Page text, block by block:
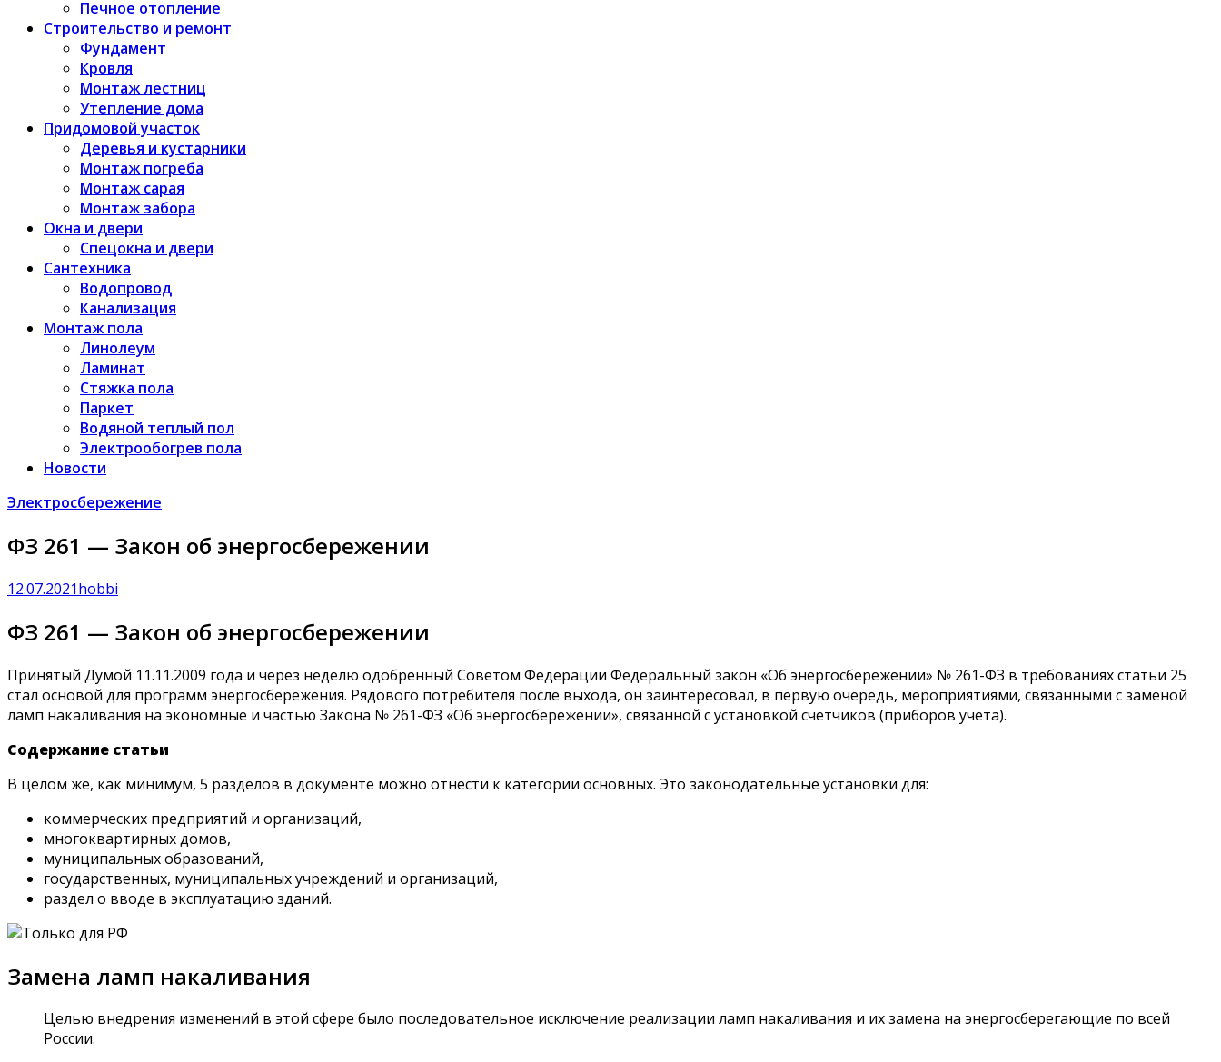
Печное отопление
Строительство и ремонт
Фундамент
Кровля
Монтаж лестниц
Утепление дома
Придомовой участок
Деревья и кустарники
Монтаж погреба
Монтаж сарая
Монтаж забора
Окна и двери
Спецокна и двери
Сантехника
Водопровод
Канализация
Монтаж пола
Линолеум
Ламинат
Стяжка пола
Паркет
Водяной теплый пол
Электрообогрев пола
Новости
Электросбережение
ФЗ 261 — Закон об энергосбережении
12.07.2021hobbi
ФЗ 261 — Закон об энергосбережении
Принятый Думой 11.11.2009 года и через неделю одобренный Советом Федерации Федеральный закон «Об энергосбережении» № 261-ФЗ в требованиях статьи 25
стал основой для программ энергосбережения. Рядового потребителя после выхода, он заинтересовал, в первую очередь, мероприятиями, связанными с заменой
ламп накаливания на экономные и частью Закона № 261-ФЗ «Об энергосбережении», связанной с установкой счетчиков (приборов учета).
Содержание статьи
В целом же, как минимум, 5 разделов в документе можно отнести к категории основных. Это законодательные установки для:
коммерческих предприятий и организаций,
многоквартирных домов,
муниципальных образований,
государственных, муниципальных учреждений и организаций,
раздел о вводе в эксплуатацию зданий.
Замена ламп накаливания
Целью внедрения изменений в этой сфере было последовательное исключение реализации ламп накаливания и их замена на энергосберегающие по всей
России.